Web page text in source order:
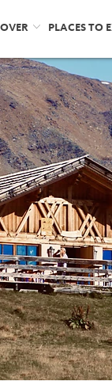
PLACES TO